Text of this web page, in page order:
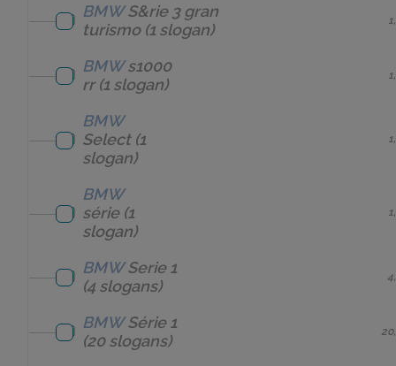
BMW S&rie 3 gran
turismo(1 slogan)
BMW s1000
rr(1 slogan)
BMW
Select(1
slogan)
BMW
série(1
slogan)
BMW Serie 1
(4 slogans)
BMW Série 1
(20 slogans)